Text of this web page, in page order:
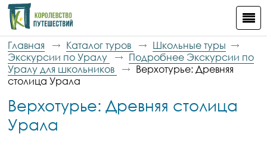
Главная Каталог туров
Школьные туры
Экскурсии по Уралу
Подробнее Экскурсии по
Уралу для школьников
Верхотурье: Древняя
столица Урала
Верхотурье: Древняя столица
Урала